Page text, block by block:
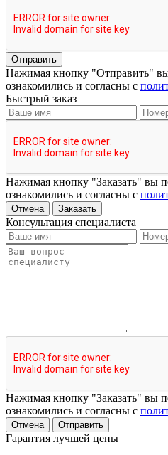
Отправить
Нажимая кнопку "Отправить"
ознакомились и согласны с
Быстрый заказ
Нажимая кнопку "Заказать" вы
ознакомились и согласны с
Отмена Заказать
Консультация специалиста
Нажимая кнопку "Заказать" вы
ознакомились и согласны с
Отмена Отправить
Гарантия лучшей цены